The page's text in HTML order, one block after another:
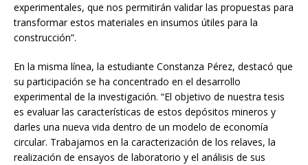
experimentales, que nos permitirán validar las propuestas para
transformar estos materiales en insumos útiles para la
construcción”.
En la misma línea, la estudiante Constanza Pérez, destacó que
su participación se ha concentrado en el desarrollo
experimental de la investigación. “El objetivo de nuestra tesis
es evaluar las características de estos depósitos mineros y
darles una nueva vida dentro de un modelo de economía
circular. Trabajamos en la caracterización de los relaves, la
realización de ensayos de laboratorio y el análisis de sus